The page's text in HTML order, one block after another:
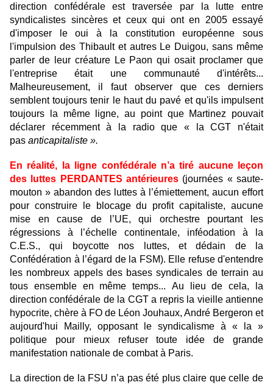
direction confédérale est traversée par la lutte entre
syndicalistes sincères et ceux qui ont en 2005 essayé
d'imposer le oui à la constitution européenne sous
l'impulsion des Thibault et autres Le Duigou, sans même
parler de leur créature Le Paon qui osait proclamer que
l'entreprise était une communauté d'intérêts...
Malheureusement, il faut observer que ces derniers
semblent toujours tenir le haut du pavé et qu'ils impulsent
toujours la même ligne, au point que Martinez pouvait
déclarer récemment à la radio que « la CGT n'était
pas anticapitaliste ».
En réalité, la ligne confédérale n’a tiré aucune leçon
des luttes PERDANTES antérieures (journées « saute-
mouton » abandon des luttes à l’émiettement, aucun effort
pour construire le blocage du profit capitaliste, aucune
mise en cause de l’UE, qui orchestre pourtant les
régressions à l’échelle continentale, inféodation à la
C.E.S., qui boycotte nos luttes, et dédain de la
Confédération à l’égard de la FSM). Elle refuse d'entendre
les nombreux appels des bases syndicales de terrain au
tous ensemble en même temps... Au lieu de cela, la
direction confédérale de la CGT a repris la vieille antienne
hypocrite, chère à FO de Léon Jouhaux, André Bergeron et
aujourd'hui Mailly, opposant le syndicalisme à « la »
politique pour mieux refuser toute idée de grande
manifestation nationale de combat à Paris.
La direction de la FSU n’a pas été plus claire que celle de